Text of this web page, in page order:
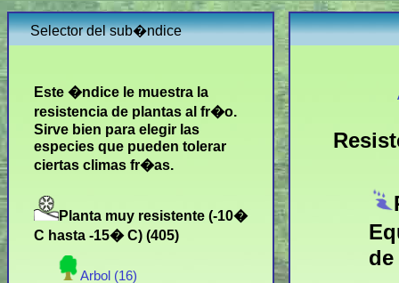
Selector del sub�ndice
Este �ndice le muestra la
resistencia de plantas al fr�o.
Sirve bien para elegir las
especies que pueden tolerar
ciertas climas fr�as.
Planta muy resistente (-10�
C hasta -15� C) (405)
Arbol (16)
de